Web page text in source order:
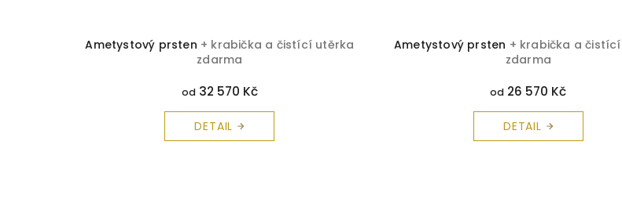
Ametystový prsten + krabička a čistící utěrka
zdarma
od32 570 Kč
DETAIL
Ametystový prsten + krabička a
zdarma
od 26 570 Kč
DETAIL